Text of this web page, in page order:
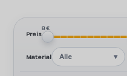
ideal für emaillierte
Outdoorchef
Trichter und Planchas
Preis
8 €
Material Alle